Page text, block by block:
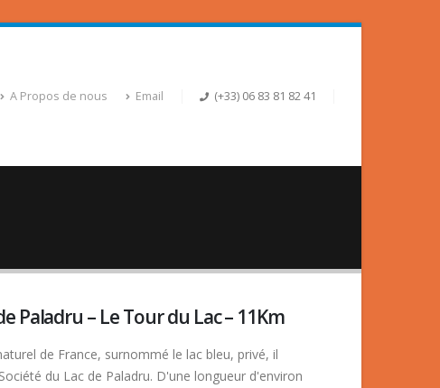
A Propos de nous Email (+33) 06 83 81 82 41
Paladru – Le Tour du Lac – 11Km
de France, surnommé le lac bleu, privé, il
du Lac de Paladru. D'une longueur d'environ